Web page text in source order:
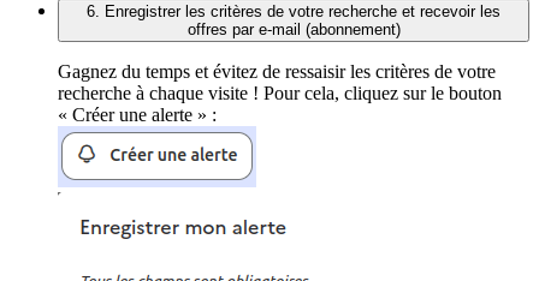
6. Enregistrer les critères de votre recherche et recevoir les
offres par e-mail (abonnement)
Gagnez du temps et évitez de ressaisir les critères de votre
recherche à chaque visite ! Pour cela, cliquez sur le bouton
« Créer une alerte » :